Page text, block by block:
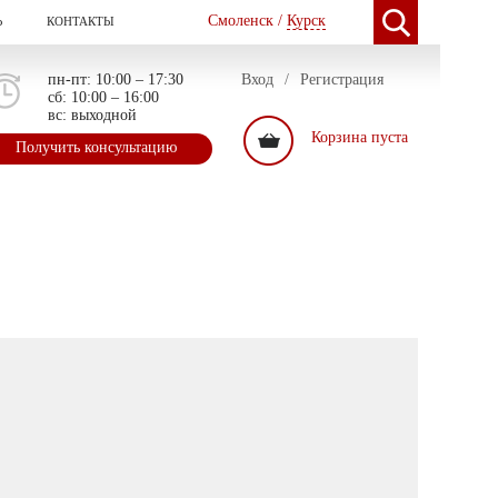
Получить консультацию
пн-пт: 10:00 – 17:30
сб: 10:00 – 16:00
вс: выходной
Смоленск / Курск
КОНТАКТЫ
Вход / Регистрация
Корзина пуста